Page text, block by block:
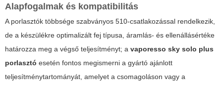
Alapfogalmak és kompatibilitás
A porlasztók többsége szabványos 510-csatlakozással rendelkezik,
de a készülékre optimalizált fej típusa, áramlás- és ellenállásértéke
határozza meg a végső teljesítményt; a vaporesso sky solo plus
porlasztó esetén fontos megismerni a gyártó ajánlott
teljesítménytartományát, amelyet a csomagoláson vagy a